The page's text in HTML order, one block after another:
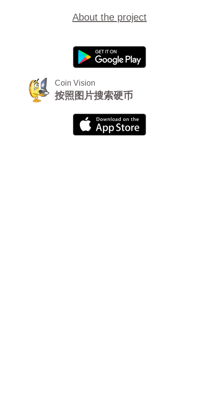
About the project
Coin Vision
按照图片搜索硬币